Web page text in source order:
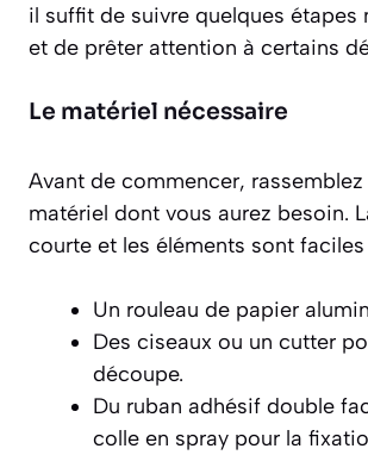
il suffit de suivre quelques étapes
et de prêter attention à certains
Le matériel nécessaire
Avant de commencer,
matériel dont vous aurez besoin.
courte et les éléments sont faciles
Un rouleau de papier
Des ciseaux ou un cutter
découpe.
Du ruban adhésif double
colle en spray pour la